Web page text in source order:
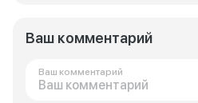
Ваш комментарий
Ваш комментарий